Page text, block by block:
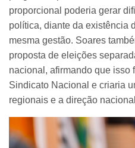
proporcional poderia gerar
política, diante da existência
mesma gestão. Soares
proposta de eleições
nacional, afirmando que isso
Sindicato Nacional e criaria
regionais e a direção